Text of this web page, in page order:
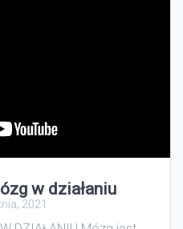
w działaniu
2021